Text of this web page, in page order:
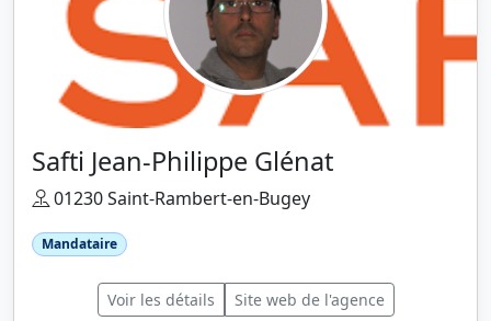
Safti Jean-Philippe Glénat
01230 Saint-Rambert-en-Bugey
Mandataire
Voir les détails Site web de l'agence